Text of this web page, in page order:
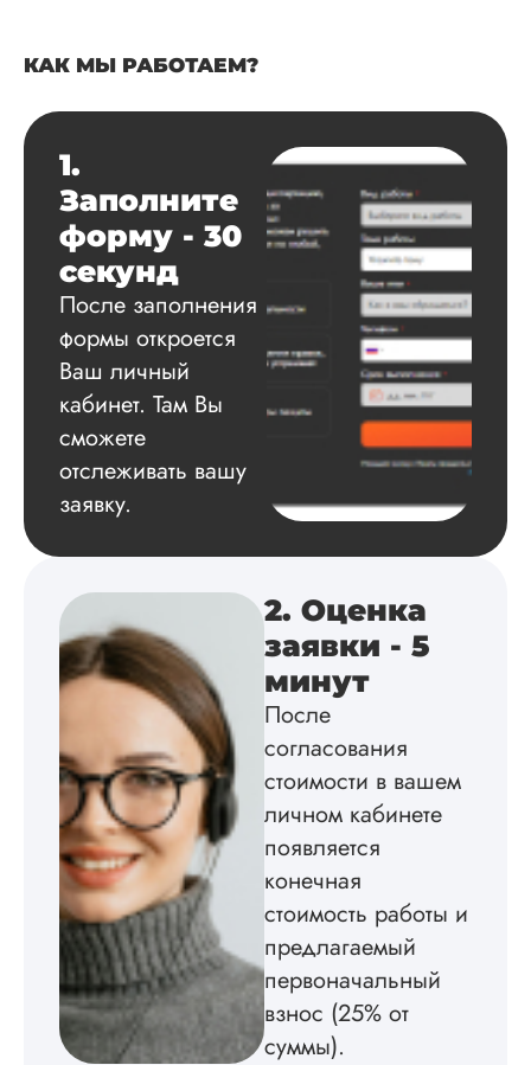
Дата:2025-03-15
Автору огромное
сам подобрал
литературу,
оформил и провел
подробное
экспериментов,
которые сам же и
провел. Спасибо
содействие, буду и
дальше заказывать
работы здесь.
Вика
Вид работы:
Диссертация
структура, и
оформление.
самостоятельно
подобрал
исследования,
грамотно
расчеты и подвел
по результатам
исследования.
Благодарна.
КАК МЫ РАБОТАЕМ?
1.
Заполните
форму - 30
секунд
После заполнения
формы откроется
Ваш личный
кабинет. Там Вы
сможете
отслеживать вашу
заявку.
2. Оценка
заявки - 5
минут
После
согласования
стоимости в вашем
личном кабинете
появляется
конечная
стоимость работы и
предлагаемый
первоначальный
взнос (25% от
суммы).